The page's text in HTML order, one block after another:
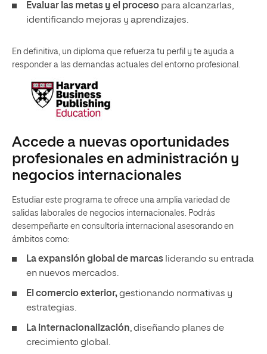
Evaluar las metas y el proceso para alcanzarlas,
identificando mejoras y aprendizajes.
En definitiva, un diploma que refuerza tu perfil y te ayuda a
responder a las demandas actuales del entorno profesional.
Accede a nuevas oportunidades
profesionales en administración y
negocios internacionales
Estudiar este programa te ofrece una amplia variedad de
salidas laborales de negocios internacionales. Podrás
desempeñarte en consultoría internacional asesorando en
ámbitos como:
La expansión global de marcas liderando su entrada
en nuevos mercados.
El comercio exterior,gestionando normativas y
estrategias.
La internacionalización, diseñando planes de
crecimiento global.